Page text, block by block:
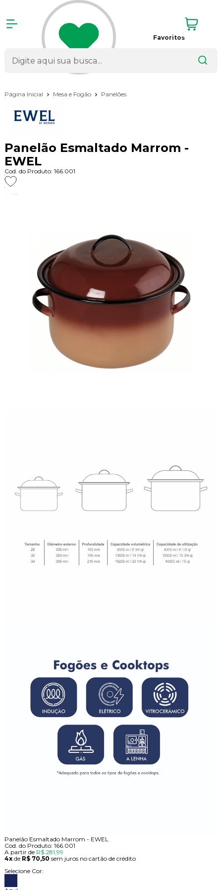
Favoritos
Página Inicial Mesa e Fogão Panelões
Panelão Esmaltado Marrom -
EWEL
Cod. do Produto: 166.001
Panelão Esmaltado Marrom - EWEL
Cod. do Produto: 166.001
A partir de R$ 281,99
4xde R$ 70,50 sem juros no cartão de crédito
Selecione Cor: